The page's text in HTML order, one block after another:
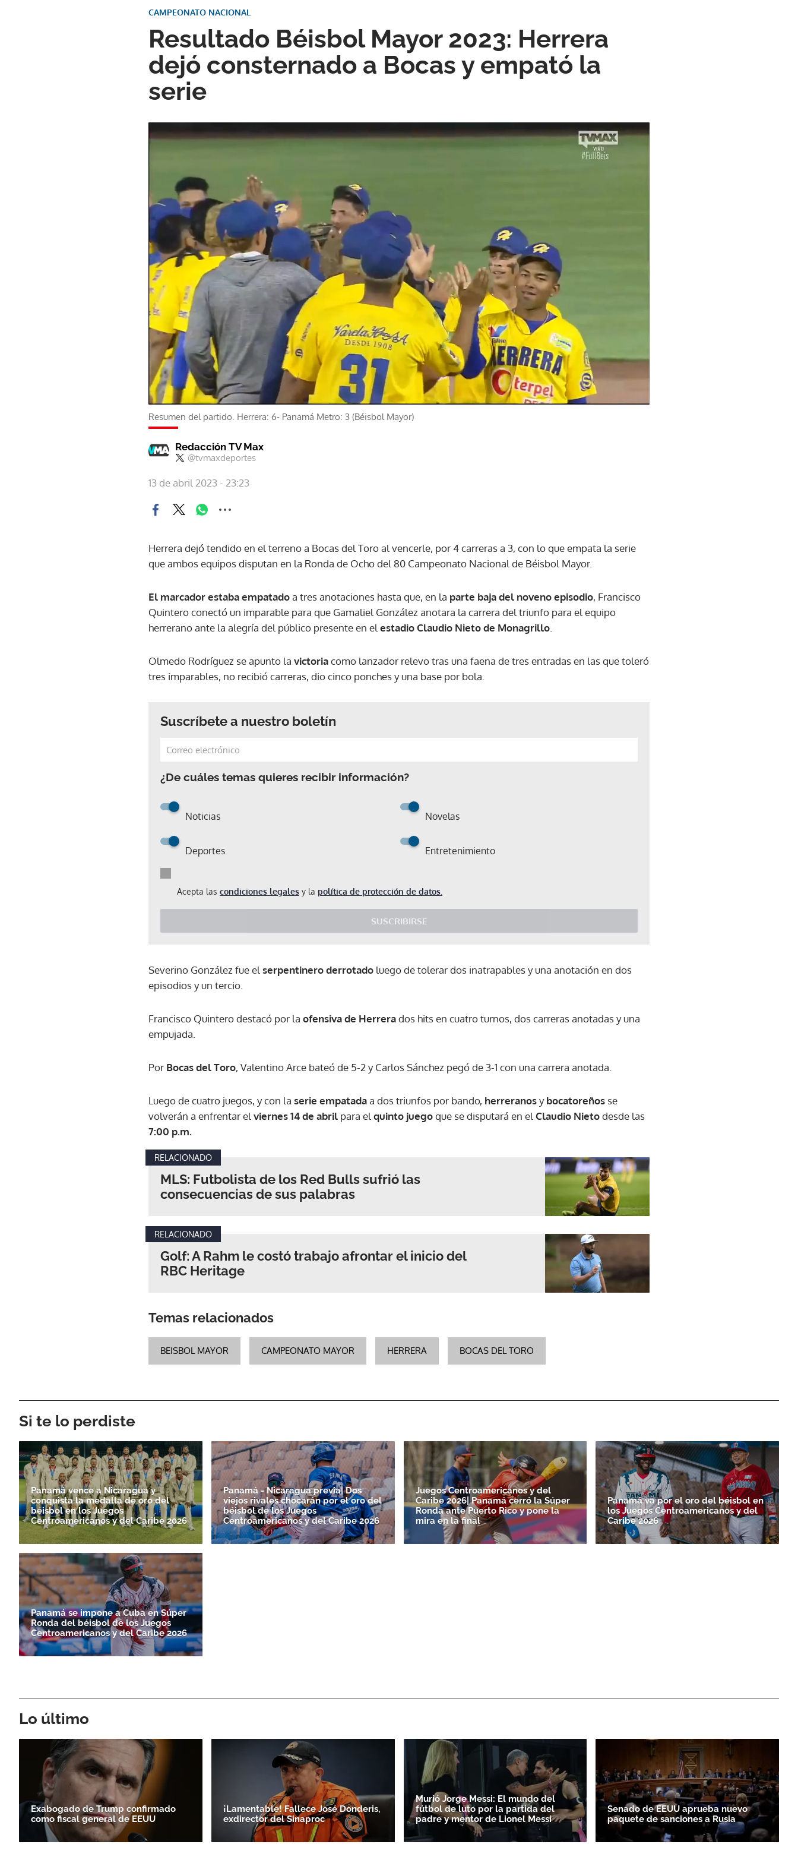
Resultado Béisbol Mayor 2023: Herrera
dejó consternado a Bocas y empató la
serie
CAMPEONATO NACIONAL
Resumen del partido. Herrera: 6- Panamá Metro: 3 (Béisbol Mayor)
Redacción TV Max
@tvmaxdeportes
13 de abril 2023 - 23:23
Herrera dejó tendido en el terreno a Bocas del Toro al vencerle, por 4 carreras a 3, con lo que empata la serie
que ambos equipos disputan en la Ronda de Ocho del 80 Campeonato Nacional de Béisbol Mayor.
El marcador estaba empatadoa tres anotaciones hasta que, en la parte baja del noveno episodio, Francisco
Quintero conectó un imparable para que Gamaliel González anotara la carrera del triunfo para el equipo
herrerano ante la alegría del público presente en el estadio Claudio Nieto de Monagrillo
Olmedo Rodríguez se apunto la victoriacomo lanzador relevo tras una faena de tres entradas en las que toleró
tres imparables, no recibió carreras, dio cinco ponches y una base por bola.
Suscríbete a nuestro boletín
¿De cuáles temas quieres recibir información?
Noticias Novelas
Deportes Entretenimiento
Acepta las condiciones legales y la política de protección de datos.
SUSCRIBIRSE
Gracias por suscribirte a nuestro boletín.
ACEPTAR
Severino González fue el serpentinero derrotado luego de tolerar dos inatrapables y una anotación en dos
episodios y un tercio.
Francisco Quintero destacó por la ofensiva de Herrerados hits en cuatro turnos, dos carreras anotadas y una
empujada.
Por Bocas del Toro, Valentino Arce bateó de 5-2 y Carlos Sánchez pegó de 3-1 con una carrera anotada.
Luego de cuatro juegos, y con la serie empatadaa dos triunfos por bando, herreranosybocatoreños se
volverán a enfrentar el viernes 14 de abril para el quinto juegoque se disputará en el Claudio Nietodesde las
7:00 p.m.
RELACIONADO
MLS: Futbolista de los Red Bulls sufrió las
consecuencias de sus palabras
RELACIONADO
Golf: A Rahm le costó trabajo afrontar el inicio del
RBC Heritage
Temas relacionados
BEISBOL MAYOR CAMPEONATO MAYOR HERRERA BOCAS DEL TORO
Si te lo perdiste
Panamá vence a Nicaragua y
conquista la medalla de oro del
béisbol en los Juegos
Centroamericanos y del Caribe 2026
Panamá - Nicaragua previa| Dos
viejos rivales chocarán por el oro del
béisbol de los Juegos
Centroamericanos y del Caribe 2026
Juegos Centroamericanos y del
Caribe 2026| Panamá cerró la Súper
Ronda ante Puerto Rico y pone la
mira en la final
Panamá va por el oro del béisbol en
los Juegos Centroamericanos y del
Caribe 2026
Panamá se impone a Cuba en Súper
Ronda del béisbol de los Juegos
Centroamericanos y del Caribe 2026
Lo último
Exabogado de Trump confirmado
como fiscal general de EEUU
¡Lamentable! Fallece José Donderis,
exdirector del Sinaproc
Murió Jorge Messi: El mundo del
fútbol de luto por la partida del
padre y mentor de Lionel Messi
Senado de EEUU aprueba nuevo
paquete de sanciones a Rusia